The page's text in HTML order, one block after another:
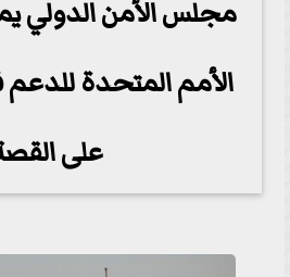
مجلس الأمن الدولي
الأمم المتحدة للدعم
على